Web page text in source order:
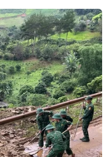
ngừa dịch bệnh
Quốc cho
này đã ghi nhận
sốt xuất huyết.
này dự báo sẽ
nhân sốt xuất